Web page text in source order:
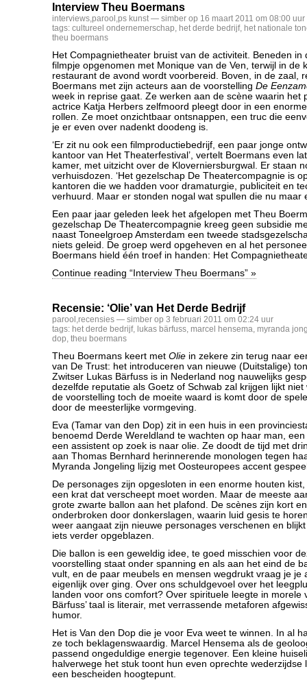
Interview Theu Boermans
interviews,parool ,ps kunst— simber op 16 maart 2011 om 08:00 uur
tags: cultureel ondernemerschap, het derde bedrijf, het nationale
theu boermans
Het Compagnietheater bruist van de activiteit. Beneden in
filmpje opgenomen met Monique van de Ven, terwijl in de
restaurant de avond wordt voorbereid. Boven, in de zaal,
Boermans met zijn acteurs aan de voorstelling De
week in reprise gaat. Ze werken aan de scène waarin het
actrice Katja Herbers zelfmoord pleegt door in een
rollen. Ze moet onzichtbaar ontsnappen, een truc die
je er even over nadenkt doodeng is.
‘Er zit nu ook een filmproductiebedrijf, een paar jonge
kantoor van Het Theaterfestival’, vertelt Boermans even
kamer, met uitzicht over de Kloverniersburgwal. Er staan
verhuisdozen. ‘Het gezelschap De Theatercompagnie is
kantoren die we hadden voor dramaturgie, publiciteit en
verhuurd. Maar er stonden nogal wat spullen die nu maar
Een paar jaar geleden leek het afgelopen met Theu
gezelschap De Theatercompagnie kreeg geen subsidie
naast Toneelgroep Amsterdam een tweede
niets geleid. De groep werd opgeheven en al het
Boermans hield één troef in handen: Het
Continue reading “Interview Theu Boermans” »
Recensie: ‘Olie’ van Het Derde Bedrijf
parool ,recensies — simber op 3 februari 2011 om 02:24 uur
tags: het derde bedrijf, lukas bärfuss, marcel hensema, myranda
dop, theu boermans
Theu Boermans keert met Olie in zekere zin terug naar
van De Trust: het introduceren van nieuwe (Duitstalige)
Zwitser Lukas Bärfuss is in Nederland nog nauwelijks
dezelfde reputatie als Goetz of Schwab zal krijgen lijkt niet
de voorstelling toch de moeite waard is komt door de
door de meesterlijke vormgeving.
Eva (Tamar van den Dop) zit in een huis in een
benoemd Derde Wereldland te wachten op haar man,
een assistent op zoek is naar olie. Ze doodt de tijd met
aan Thomas Bernhard herinnerende monologen tegen
Myranda Jongeling lijzig met Oosteuropees accent
De personages zijn opgesloten in een enorme houten
een krat dat verscheept moet worden. Maar de meeste
grote zwarte ballon aan het plafond. De scènes zijn kort
onderbroken door donkerslagen, waarin luid gesis te
weer aangaat zijn nieuwe personages verschenen en
iets verder opgeblazen.
Die ballon is een geweldig idee, te goed misschien voor
voorstelling staat onder spanning en als aan het eind de
vult, en de paar meubels en mensen wegdrukt vraag je je
eigenlijk over ging. Over ons schuldgevoel over het
landen voor ons comfort? Over spirituele leegte in morele
Bärfuss’ taal is literair, met verrassende metaforen
humor.
Het is Van den Dop die je voor Eva weet te winnen. In al
ze toch beklagenswaardig. Marcel Hensema als de
passend ongeduldige energie tegenover. Een kleine
halverwege het stuk toont hun even oprechte wederzijdse
een bescheiden hoogtepunt.